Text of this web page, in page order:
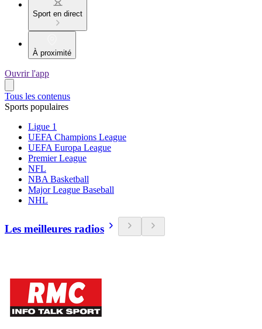
Sport en direct
À proximité
Ouvrir l'app
Tous les contenus
Sports populaires
Ligue 1
UEFA Champions League
UEFA Europa League
Premier League
NFL
NBA Basketball
Major League Baseball
NHL
Les meilleures radios